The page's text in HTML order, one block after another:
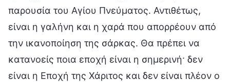
παρουσία του Αγίου Πνεύματος. Αντιθέτως,
είναι η γαλήνη και η χαρά που απορρέουν από
την ικανοποίηση της σάρκας. Θα πρέπει να
κατανοείς ποια εποχή είναι η σημερινή· δεν
είναι η Εποχή της Χάριτος και δεν είναι πλέον ο